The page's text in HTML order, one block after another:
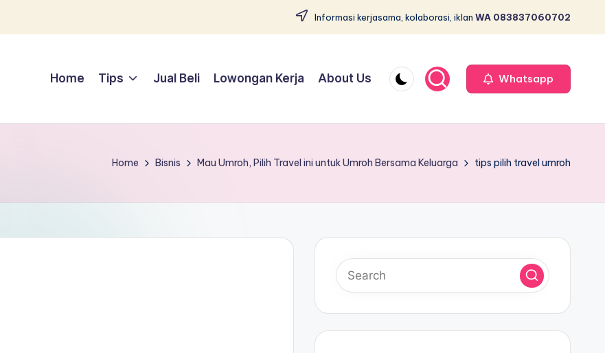
Informasi kerjasama, kolaborasi, iklan WA 083837060702
Home Tips Jual Beli Lowongan Kerja About Us Whatsapp
Home Bisnis Mau Umroh, Pilih Travel ini untuk Umroh Bersama Keluarga tips pilih travel umroh